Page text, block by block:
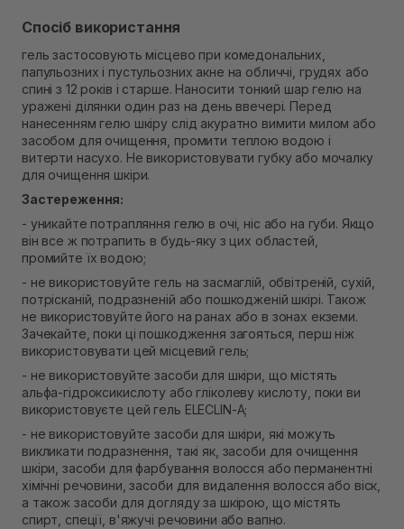
Спосіб використання
гель застосовують місцево при комедональних,
папульозних і пустульозних акне на обличчі, грудях або
спині з 12 років і старше. Наносити тонкий шар гелю на
уражені ділянки один раз на день ввечері. Перед
нанесенням гелю шкіру слід акуратно вимити милом або
засобом для очищення, промити теплою водою і
витерти насухо. Не використовувати губку або мочалку
для очищення шкіри.
Застереження:
- уникайте потрапляння гелю в очі, ніс або на губи. Якщо
він все ж потрапить в будь-яку з цих областей,
промийте їх водою;
- не використовуйте гель на засмаглій, обвітреній, сухій,
потрісканій, подразненій або пошкодженій шкірі. Також
не використовуйте його на ранах або в зонах екземи.
Зачекайте, поки ці пошкодження загояться, перш ніж
використовувати цей місцевий гель;
- не використовуйте засоби для шкіри, що містять
альфа-гідроксикислоту або гліколеву кислоту, поки ви
використовуєте цей гель ELECLIN-A;
- не використовуйте засоби для шкіри, які можуть
викликати подразнення, такі як, засоби для очищення
шкіри, засоби для фарбування волосся або перманентні
хімічні речовини, засоби для видалення волосся або віск,
а також засоби для догляду за шкірою, що містять
спирт, спеції, в'яжучі речовини або вапно.